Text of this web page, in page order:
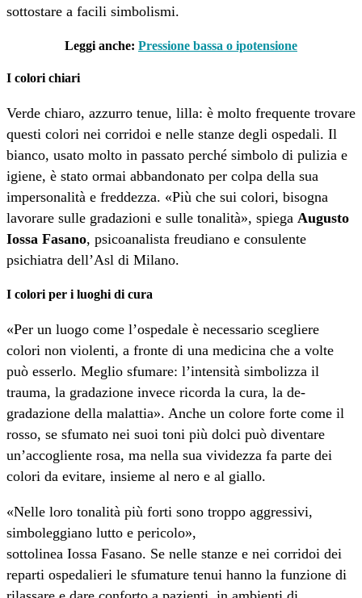
sottostare a facili simbolismi.
Leggi anche: Pressione bassa o ipotensione
I colori chiari
Verde chiaro, azzurro tenue, lilla: è molto frequente trovare
questi colori nei corridoi e nelle stanze degli ospedali. Il
bianco, usato molto in passato perché simbolo di pulizia e
igiene, è stato ormai abbandonato per colpa della sua
impersonalità e freddezza. «Più che sui colori, bisogna
lavorare sulle gradazioni e sulle tonalità», spiega Augusto
Iossa Fasano, psicoanalista freudiano e consulente
psichiatra dell’Asl di Milano.
I colori per i luoghi di cura
«Per un luogo come l’ospedale è necessario scegliere
colori non violenti, a fronte di una medicina che a volte
può esserlo. Meglio sfumare: l’intensità simbolizza il
trauma, la gradazione invece ricorda la cura, la de-
gradazione della malattia». Anche un colore forte come il
rosso, se sfumato nei suoi toni più dolci può diventare
un’accogliente rosa, ma nella sua vividezza fa parte dei
colori da evitare, insieme al nero e al giallo.
«Nelle loro tonalità più forti sono troppo aggressivi,
simboleggiano lutto e pericolo»,
sottolinea Iossa Fasano. Se nelle stanze e nei corridoi dei
reparti ospedalieri le sfumature tenui hanno la funzione di